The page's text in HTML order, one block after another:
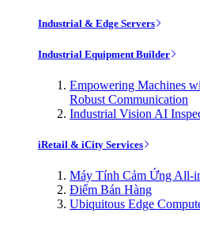
Industrial & Edge Servers
Industrial Equipment Builder
Empowering Machines
Robust Communication
Industrial Vision AI
iRetail & iCity Services
Máy Tính Cảm Ứng All-
Điểm Bán Hàng
Ubiquitous Edge